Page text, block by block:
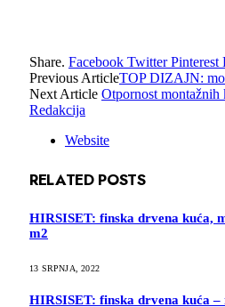
Share. Facebook Twitter Pinterest
Previous ArticleTOP DIZAJN:
Next Article Otpornost
Redakcija
Website
RELATED POSTS
HIRSISET: finska drvena kuća,
m2
13 SRPNJA, 2022
HIRSISET: finska drvena kuća –